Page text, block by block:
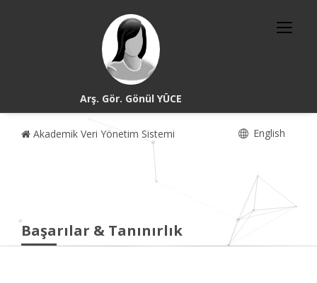
Arş. Gör. Gönül YÜCE
Akademik Veri Yönetim Sistemi English
Başarılar & Tanınırlık